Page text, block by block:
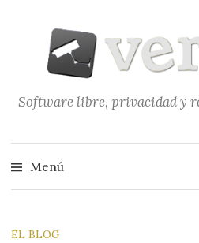
contenido
Software libre, privacidad y
Menú
EL BLOG